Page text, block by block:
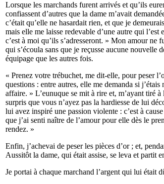
Lorsque les marchands furent arrivés et qu’ils
confiassent d’autres que la dame m’avait
c’était qu’elle ne hasardait rien, et que je
mais elle me laisse redevable d’une autre qui
c’est à moi qu’ils s’adresseront. » Mon amour ne
qui s’écoula sans que je reçusse aucune nouvelle
équipage que les autres fois.
« Prenez votre trébuchet, me dit-elle, pour peser
questions : entre autres, elle me demanda si
affaire. » L’eunuque se mit à rire et, m’ayant tiré
surpris que vous n’ayez pas la hardiesse de lui
lui avez inspiré une passion violente : c’est à
que j’ai senti naître de l’amour pour elle dès le
rendez. »
Enfin, j’achevai de peser les pièces d’or ; et,
Aussitôt la dame, qui était assise, se leva et partit
Je portai à chaque marchand l’argent qui lui était